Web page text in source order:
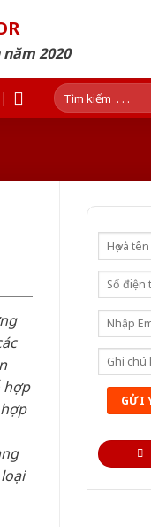
2020
Tìm
kiếm:
hợp